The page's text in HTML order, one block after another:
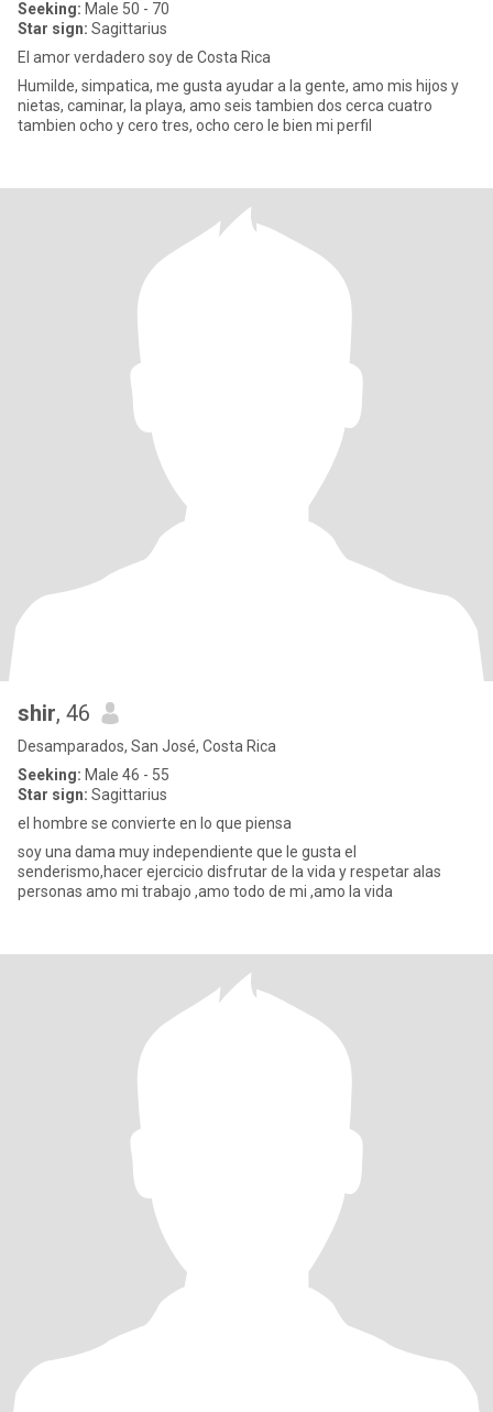
Seeking: Male 50 - 70
Star sign: Sagittarius
El amor verdadero soy de Costa Rica
Humilde, simpatica, me gusta ayudar a la gente, amo mis hijos y
nietas, caminar, la playa, amo seis tambien dos cerca cuatro
tambien ocho y cero tres, ocho cero le bien mi perfil
shir, 46
Desamparados, San José, Costa Rica
Seeking: Male 46 - 55
Star sign: Sagittarius
el hombre se convierte en lo que piensa
soy una dama muy independiente que le gusta el
senderismo,hacer ejercicio disfrutar de la vida y respetar alas
personas amo mi trabajo ,amo todo de mi ,amo la vida